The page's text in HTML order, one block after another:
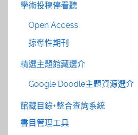
學術投稿停看聽
Open Access
掠奪性期刊
精選主題館藏選介
Google Doodle主題資源選介
館藏目錄+整合查詢系統
書目管理工具